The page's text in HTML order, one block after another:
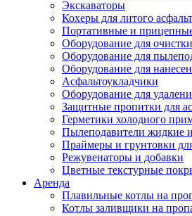
Экскаваторы
Кохеры для литого
Портативные и
Оборудование для
Оборудование для
Оборудование для
Асфальтоукладчики
Оборудование для
Защитные пропитки для
Герметики холодного
Пылеподавители жидкие
Праймеры и грунтовки
Режувенаторы и добавки
Цветные текстурные
Аренда
Плавильные котлы на
Котлы заливщики на